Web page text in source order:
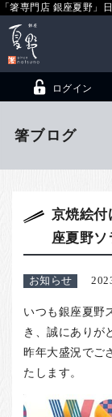
「箸専門店 銀座夏野」
子供和食器（贈答
銀座夏野・箸長
こども和食器 小夏
ご利用ガイド
法人・飲食店の
お客様の声
店舗紹介
ログイン
箸ブログ
京焼絵付
座夏野ソ
お知らせ
いつも銀座夏野
き、誠にありが
昨年大盛況でご
たします。